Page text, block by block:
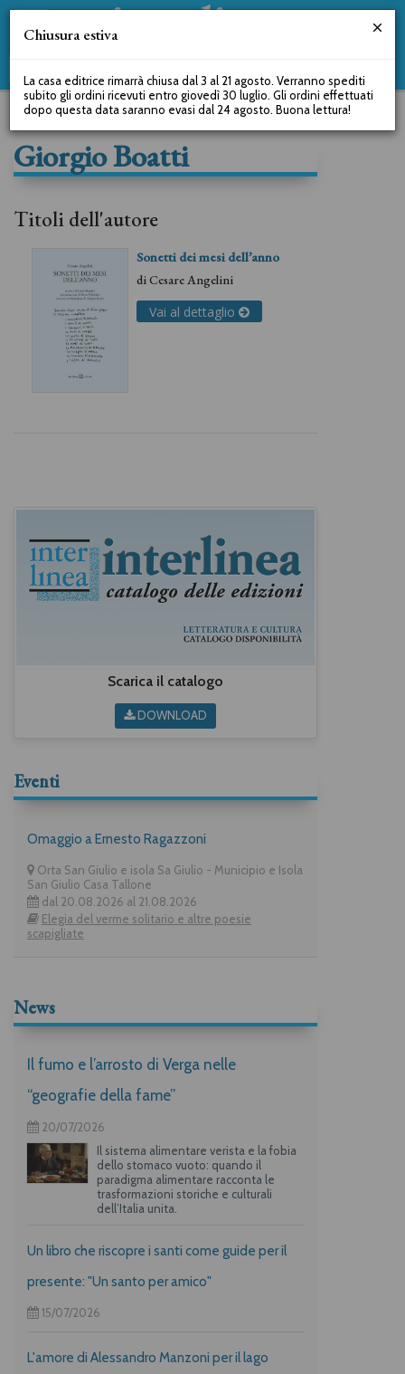
Giorgio Boatti
Titoli dell'autore
Sonetti dei mesi dell’anno
diCesare Angelini
Vai al dettaglio
Scarica il catalogo
DOWNLOAD
Eventi
Omaggio a Ernesto Ragazzoni
Orta San Giulio e isola Sa Giulio - Municipio e Isola
San Giulio Casa Tallone
dal 20.08.2026 al 21.08.2026
Elegia del verme solitario e altre poesie
scapigliate
News
Il fumo e l’arrosto di Verga nelle
“geografie della fame”
20/07/2026
Il sistema alimentare verista e la fobia
dello stomaco vuoto: quando il
paradigma alimentare racconta le
trasformazioni storiche e culturali
dell’Italia unita.
Un libro che riscopre i santi come guide per il
presente: "Un santo per amico"
15/07/2026
L'amore di Alessandro Manzoni per il lago
Chiusura estiva
La casa editrice rimarrà chiusa dal 3 al 21 agosto. Verranno spediti
subito gli ordini ricevuti entro giovedì 30 luglio. Gli ordini effettuati
dopo questa data saranno evasi dal 24 agosto. Buona lettura!